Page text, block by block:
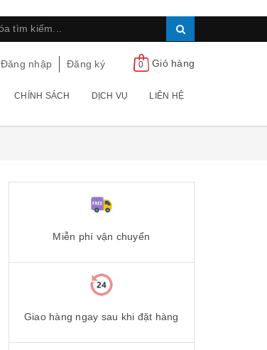
Đăng nhập Đăng ký 0 Giỏ hàng
CHÍNH SÁCH DỊCH VỤ LIÊN HỆ
Miễn phí vận chuyển
Giao hàng ngay sau khi đặt hàng